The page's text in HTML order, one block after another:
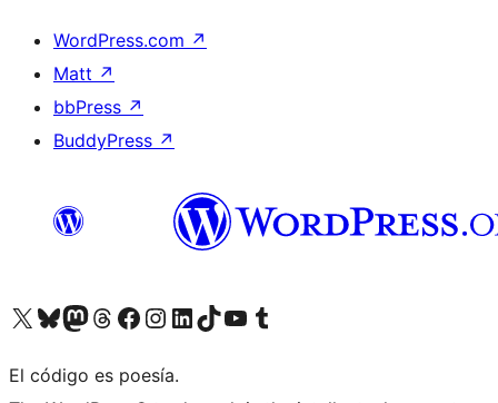
WordPress.com ↗
Matt ↗
bbPress ↗
BuddyPress ↗
Visita nuestra cuenta de X (anteriormente Twitter)
Visita nuestra cuenta de Bluesky
Visita nuestra cuenta de Mastodon
Visita nuestra cuenta de Threads
Visita nuestra página de Facebook
Visita nuestra cuenta de Instagram
Visita nuestra cuenta de LinkedIn
Visita nuestra cuenta de TikTok
Visita nuestro canal de YouTube
Visita nuestra cuenta de Tumblr
El código es poesía.